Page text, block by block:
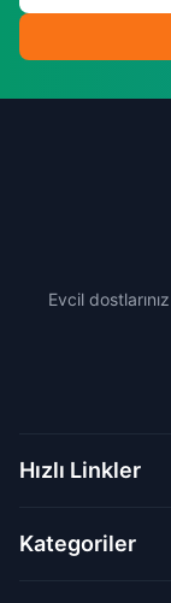
Evcil
Hızlı Linkler
Kategoriler